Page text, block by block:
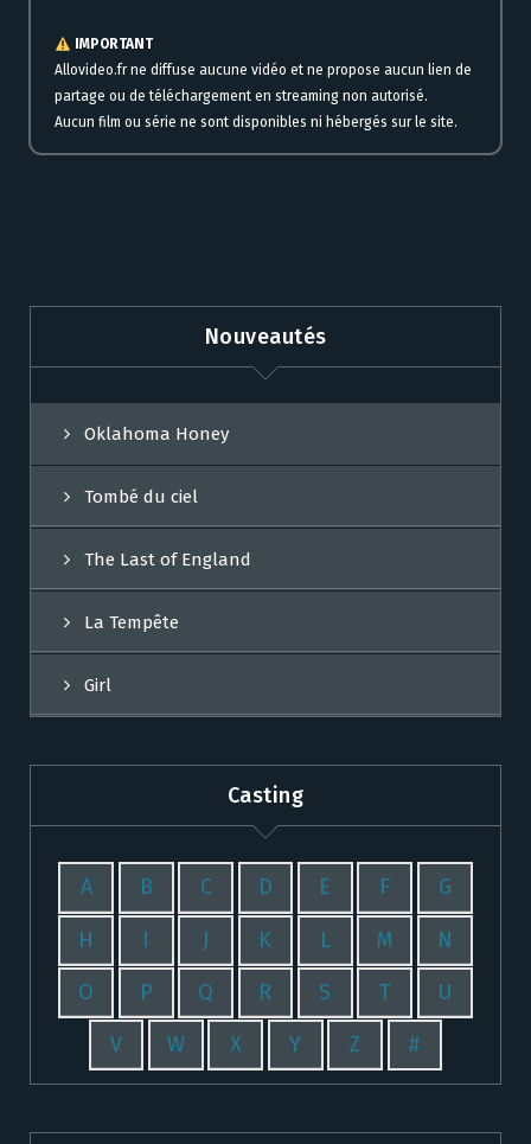
IMPORTANT
Allovideo.fr ne diffuse aucune vidéo et ne propose aucun lien de
partage ou de téléchargement en streaming non autorisé.
Aucun film ou série ne sont disponibles ni hébergés sur le site.
Nouveautés
Oklahoma Honey
Tombé du ciel
The Last of England
La Tempête
Girl
Casting
A B C D E F G
H I J K L M N
O P Q R S T U
V W X Y Z #